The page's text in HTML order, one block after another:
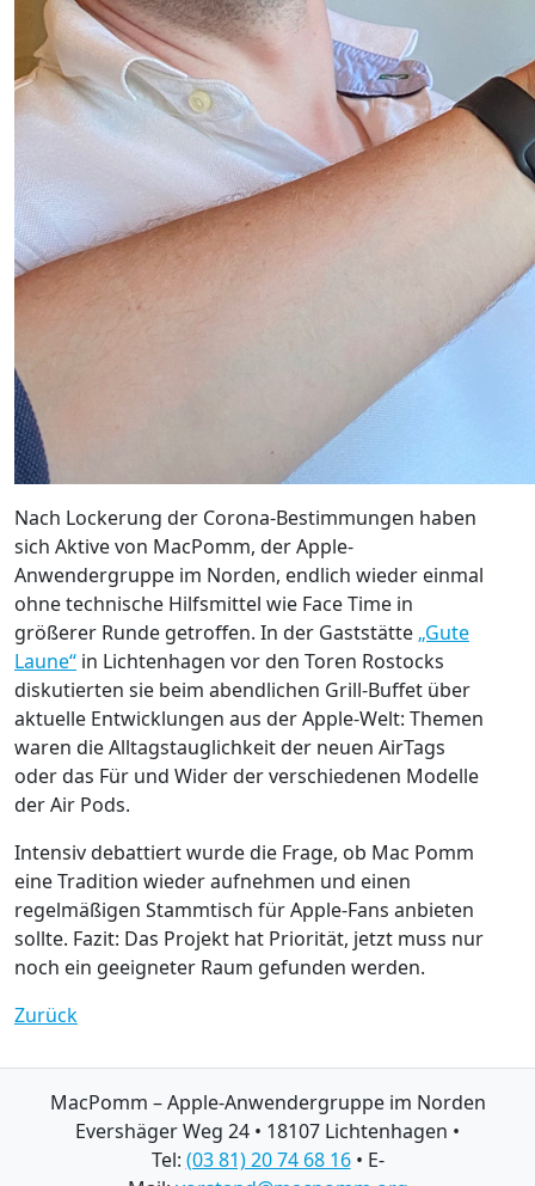
Nach Lockerung der Corona-Bestimmungen haben
sich Aktive von MacPomm, der Apple-
Anwendergruppe im Norden, endlich wieder einmal
ohne technische Hilfsmittel wie Face Time in
größerer Runde getroffen. In der Gaststätte „Gute
Laune“ in Lichtenhagen vor den Toren Rostocks
diskutierten sie beim abendlichen Grill-Buffet über
aktuelle Entwicklungen aus der Apple-Welt: Themen
waren die Alltagstauglichkeit der neuen AirTags
oder das Für und Wider der verschiedenen Modelle
der Air Pods.
Intensiv debattiert wurde die Frage, ob Mac Pomm
eine Tradition wieder aufnehmen und einen
regelmäßigen Stammtisch für Apple-Fans anbieten
sollte. Fazit: Das Projekt hat Priorität, jetzt muss nur
noch ein geeigneter Raum gefunden werden.
Zurück
MacPomm – Apple-Anwendergruppe im Norden
Evershäger Weg 24 • 18107 Lichtenhagen •
Tel: (03 81) 20 74 68 16• E-